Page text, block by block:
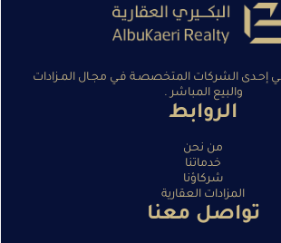
هـي إحـدى الشركات المتخصصـة فـي مجـال المـزادات
والبيع المباشر .
الروابط
من نحن
خدماتنا
شركاؤنا
المزادات العقارية
تواصل معنا